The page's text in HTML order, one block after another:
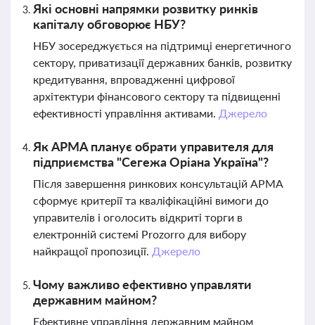
Які основні напрямки розвитку ринків
капіталу обговорює НБУ?
НБУ зосереджується на підтримці енергетичного
сектору, приватизації державних банків, розвитку
кредитування, впровадженні цифрової
архітектури фінансового сектору та підвищенні
ефективності управління активами. Джерело
Як АРМА планує обрати управителя для
підприємства "Сегежа Оріана Україна"?
Після завершення ринкових консультацій АРМА
сформує критерії та кваліфікаційні вимоги до
управителів і оголосить відкриті торги в
електронній системі Prozorro для вибору
найкращої пропозиції. Джерело
Чому важливо ефективно управляти
державним майном?
Ефективне управління державним майном